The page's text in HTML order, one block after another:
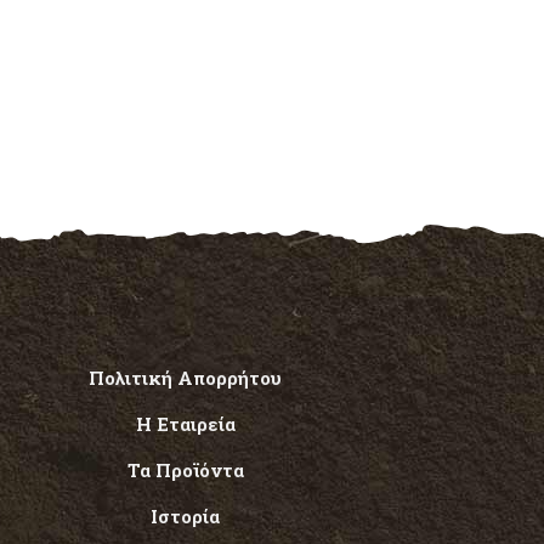
Πολιτική Απορρήτου
Η Εταιρεία
Τα Προϊόντα
Ιστορία